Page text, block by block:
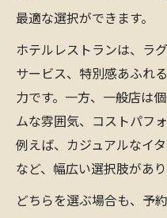
とは
ングを解説
クリスマスデ
しない方法
コース料理予約
トか
人気のコース料
最適な選択ができます。
ホテルレストランは、ラ
サービス、特別感あふれ
力です。一方、一般店は
ムな雰囲気、コストパフ
例えば、カジュアルなイ
など、幅広い選択肢があり
どちらを選ぶ場合も、予